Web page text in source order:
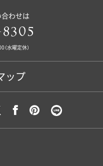
わせは
水曜定休）
ップ